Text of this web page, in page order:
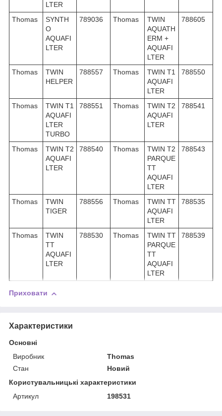
LTER
Thomas
SYNTH
O
AQUAFI
LTER
789036 Thomas
TWIN
AQUATH
ERM +
AQUAFI
LTER
788605
Thomas
TWIN
HELPER
788557 Thomas
TWIN T1
AQUAFI
LTER
788550
Thomas
TWIN T1
AQUAFI
LTER
TURBO
788551 Thomas
TWIN T2
AQUAFI
LTER
788541
Thomas
TWIN T2
AQUAFI
LTER
788540 Thomas
TWIN T2
PARQUE
TT
AQUAFI
LTER
788543
Thomas
TWIN
TIGER
788556 Thomas
TWIN TT
AQUAFI
LTER
788535
Thomas
TWIN
TT
AQUAFI
LTER
788530 Thomas
TWIN TT
PARQUE
TT
AQUAFI
LTER
788539
Приховати
Характеристики
Основні
Виробник
Thomas
Стан
Новий
Користувальницькі характеристики
Артикул
198531